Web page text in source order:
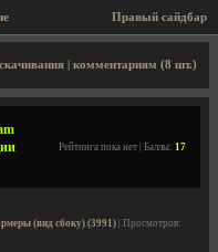
Правый сайдбар
видео
комментариям (8 шт.)
Рейтинга пока нет | Баллы: 17
(вид сбоку) (3991) | Просмотров: